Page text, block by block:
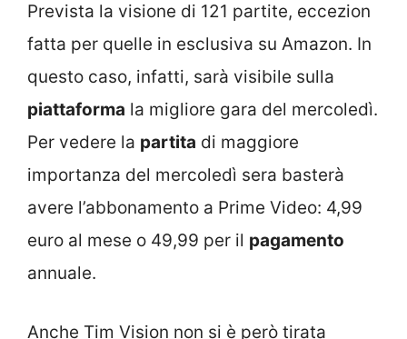
Prevista la visione di 121 partite, eccezion
fatta per quelle in esclusiva su Amazon. In
questo caso, infatti, sarà visibile sulla
piattaforma la migliore gara del mercoledì.
Per vedere la partita di maggiore
importanza del mercoledì sera basterà
avere l’abbonamento a Prime Video: 4,99
euro al mese o 49,99 per il pagamento
annuale.
Anche Tim Vision non si è però tirata